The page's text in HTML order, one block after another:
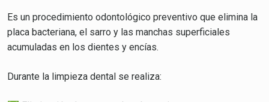
Es un procedimiento odontológico preventivo que elimina la
placa bacteriana, el sarro y las manchas superficiales
acumuladas en los dientes y encías.
Durante la limpieza dental se realiza: